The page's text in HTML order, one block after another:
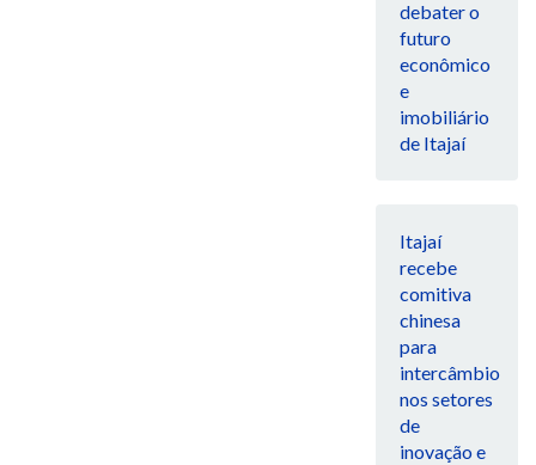
debater o
futuro
econômico
e
imobiliário
de Itajaí
Itajaí
recebe
comitiva
chinesa
para
intercâmbio
nos setores
de
inovação e